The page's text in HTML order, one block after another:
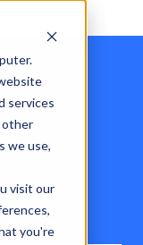
services
other
we use,
visit our
you're